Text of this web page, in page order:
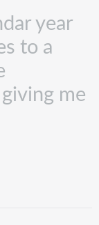
year
to a
me